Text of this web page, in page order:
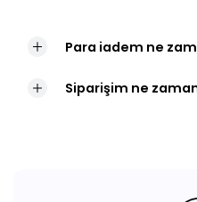
Para iadem ne
Siparişim ne